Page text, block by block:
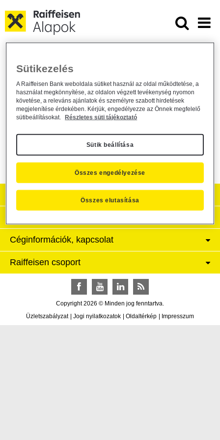
Módosul a Raiffeisen Befektetési
Alapkezelő Zrt. által kezelt befektetési
alapok kiemelt befektetői információs
dokumentuma
Aktuális
Céginformációk, kapcsolat
Raiffeisen csoport
Copyright 2026 © Minden jog fenntartva.
FacebookYouTubeLinkedInRSS
Üzletszabályzat Jogi nyilatkozatok Oldaltérkép Impresszum
Sütikezelés
A Raiffeisen Bank weboldala sütiket használ az oldal működtetése, a
használat megkönnyítése, az oldalon végzett tevékenység nyomon
követése, a releváns ajánlatok és személyre szabott hirdetések
megjelenítése érdekében. Kérjük, engedélyezze az Önnek megfelelő
sütibeállításokat.
Részletes süti tájékoztató
Sütik beállítása
Összes elutasítása
Összes engedélyezése